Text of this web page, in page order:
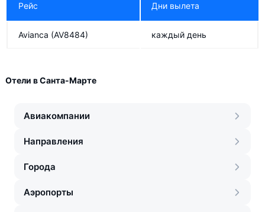
Рейс Дни вылета
Avianca (AV8484) каждый день
Отели в Санта-Марте
Авиакомпании
Направления
Города
Аэропорты